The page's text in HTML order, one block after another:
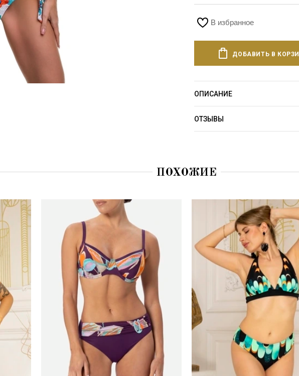
В избранное
ДОБАВИТЬ В
ОПИСАНИЕ
ОТЗЫВЫ
ПОХОЖИЕ